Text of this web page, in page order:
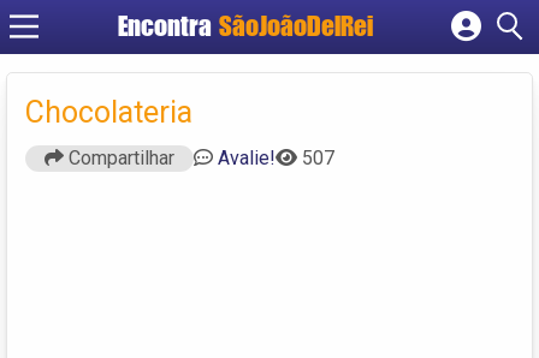
Encontra SãoJoãoDelRei
Cadastrar empresa
Chocolateria
Compartilhar Avalie! 507